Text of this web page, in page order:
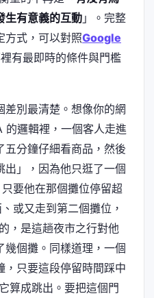
生有意義的互動 」。完整
方式，可以對照Google
裡有最即時的條件與門檻
差別最清楚。想像你的網
的邏輯裡，一個客人走進
五分鐘仔細看商品，然後
出」，因為他只逛了一個
要他在那個攤位停留超
或又走到第二個攤位，
，是這趟夜市之行對他
幾個攤。同樣道理，一個
，只要這段停留時間踩中
算成跳出。要把這個門